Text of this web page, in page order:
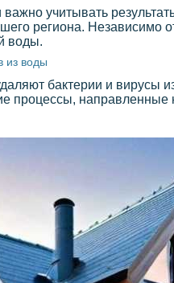
учитывать
региона. Независимо
воды.
из воды
бактерии и вирусы
процессы,